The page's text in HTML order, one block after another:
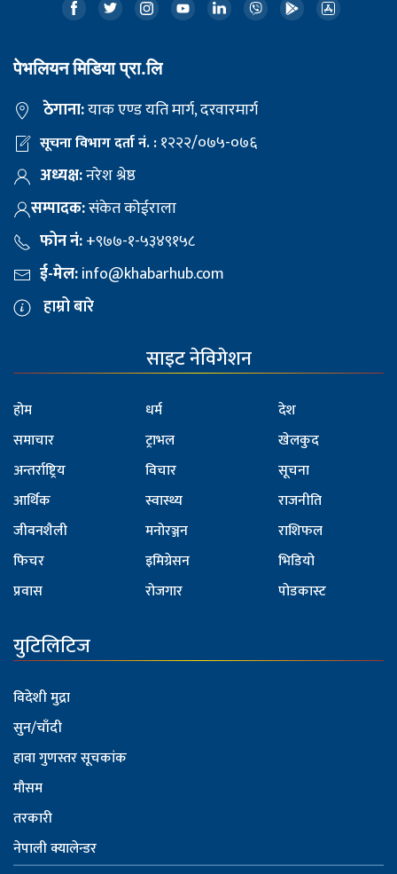
पेभलियन मिडिया प्रा.लि
ठेगाना:याक एण्ड यति मार्ग, दरवारमार्ग
सूचना विभाग दर्ता नं. :१२२२/०७५-०७६
अध्यक्ष:नरेश श्रेष्ठ
सम्पादक:संकेत कोईराला
फोन नं:+९७७-१-५३४९१५८
ई-मेल:info@khabarhub.com
हाम्रो बारे
साइट नेविगेशन
होम
समाचार
अन्तर्राष्ट्रिय
आर्थिक
जीवनशैली
फिचर
प्रवास
धर्म
ट्राभल
विचार
स्वास्थ्य
मनोरञ्जन
इमिग्रेसन
रोजगार
देश
खेलकुद
सूचना
राजनीति
राशिफल
भिडियो
पोडकास्ट
युटिलिटिज
विदेशी मुद्रा
सुन/चाँदी
हावा गुणस्तर सूचकांक
मौसम
तरकारी
नेपाली क्यालेन्डर